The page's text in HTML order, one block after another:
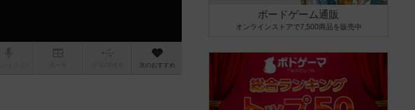
次のおすすめ
ボードゲーム通販
オンラインストアで7,500商品を販売中